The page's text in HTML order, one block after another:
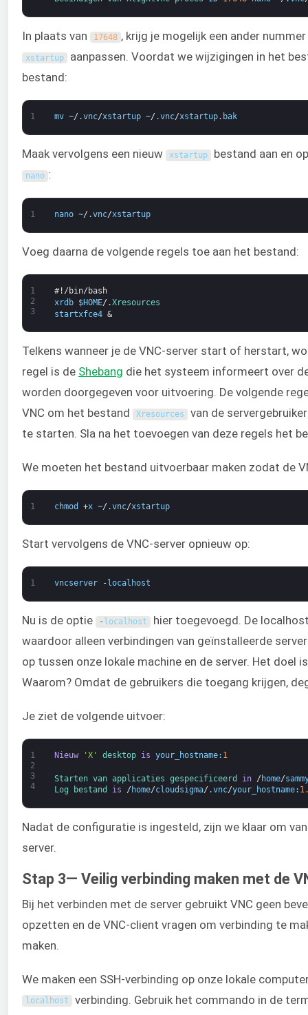
In plaats van 17648 , krijg je mogelijk een ander
xstartup aanpassen. Voordat we wijzigingen in het
bestand:
1 mv ~/ .vnc/xstartup ~/ .vnc/xstartup. bak
Maak vervolgens een nieuw xstartup bestand aan en
nano :
1 nano ~/ .vnc/xstartup
Voeg daarna de volgende regels toe aan het bestand:
1
2
3
#!/bin/bash
xrdb
$HOME/ .Xresources
startxfce4 &
Telkens wanneer je de VNC-server start of herstart,
regel is de Shebang die het systeem informeert over
worden doorgegeven voor uitvoering. De volgende
VNC om het bestand
Xresources van de
te starten. Sla na het toevoegen van deze regels het
We moeten het bestand uitvoerbaar maken zodat de
1 chmod +x ~/ .vnc/xstartup
Start vervolgens de VNC-server opnieuw op:
1 vncserver - localhost
Nu is de optie - localhost hier toegevoegd. De
waardoor alleen verbindingen van geïnstalleerde
op tussen onze lokale machine en de server. Het doel
Waarom? Omdat de gebruikers die toegang krijgen,
Je ziet de volgende uitvoer:
1
2
3
4
Nieuw 'X' desktop is your_hostname: 1
Starten van applicaties gespecificeerd in / home/
Log
bestand is / home/cloudsigma/ .vnc/your_hostname:
Nadat de configuratie is ingesteld, zijn we klaar om
server.
Stap 3— Veilig verbinding maken met de
Bij het verbinden met de server gebruikt VNC geen
opzetten en de VNC-client vragen om verbinding te
maken.
We maken een SSH-verbinding op onze lokale
localhost verbinding. Gebruik het commando in de